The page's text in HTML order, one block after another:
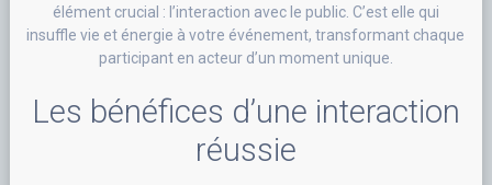
élément crucial : l’interaction avec le public. C’est elle qui
insuffle vie et énergie à votre événement, transformant chaque
participant en acteur d’un moment unique.
Les bénéfices d’une interaction
réussie